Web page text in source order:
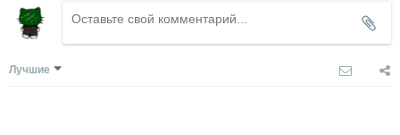
Лучшие